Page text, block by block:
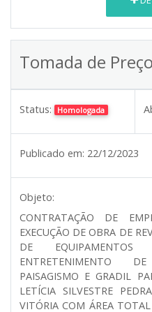
Tomada de
Status: Homologada
Publicado em: 22/12/2023
Objeto:
CONTRATAÇÃO DE
EXECUÇÃO DE OBRA DE
DE
ENTRETENIMENTO
PAISAGISMO E GRADIL
LETÍCIA SILVESTRE
VITÓRIA COM ÁREA